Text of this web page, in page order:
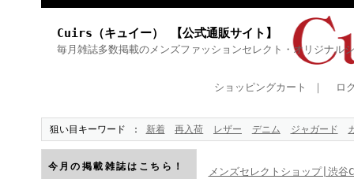
Cuirs（キュイー） 【公式通販サイト】
毎月雑誌多数掲載のメンズファッションセレクト・オリジナル
ショッピングカート ｜ ロ
狙い目キーワード 新着 再入荷 レザー デニム ジャガード
今月の掲載雑誌はこちら！
メンズセレクトショップ|渋